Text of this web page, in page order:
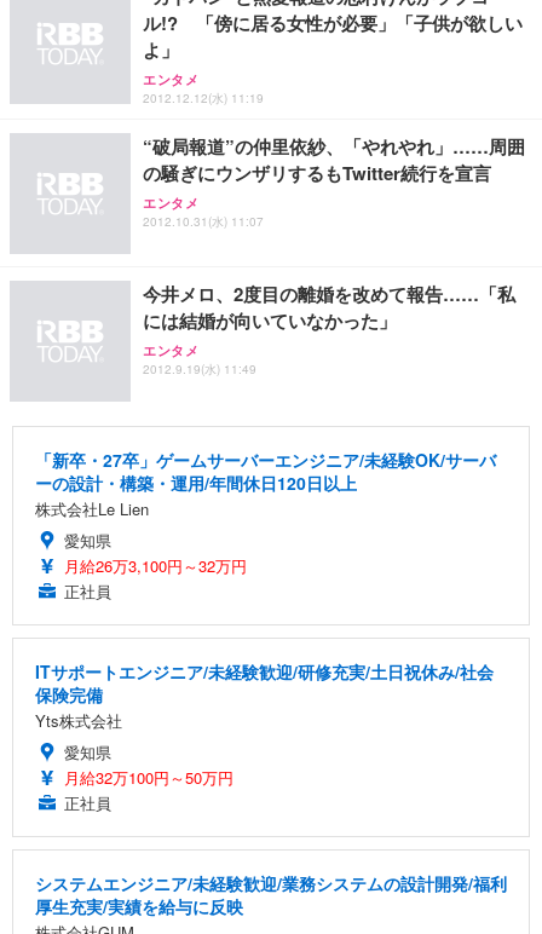
務用 おしゃれ パソコンチェア (ブラック)
Sezlife オフィスチェア デスクチェア 疲れない テレ
ワーク チェア 強化バックレスト 30度ロッキング機
能 人間工学 椅子 腰サポート 90度跳ね上げ式アーム
レスト 3Dヘッドレスト ハンガー付き 高反発クッシ
ョン PCチェア 通気性メッシュ ゲーミング/勉強/事
務用 おしゃれ パソコンチェア (ホワイト)
ANDWINT オフィスチェア デスクチェア 肘なし メ
ッシュ 通気性 ランバーサポート付き 腰サポート ガ
ス圧無段階昇降 360度回転 キャスター付き コンパク
【整備済み品】Dell E2724HS 27インチ 液晶モニタ
ー フルHD（1920×1080）VA 非光沢 HDMI/DisplayP
ort/VGA スピーカー内蔵 高さ調整 スイベル VESA対
応 ComfortView ビジネス向け
【MiniLED/24.5inch/280Hz/FHD】GRAPHT THE S
HOOTER Gaming Monitor 24” Essential ゲーミン
グモニター QD 24.5インチ 1ms FHD 量子ドット 残
Smart Basic(スマートベーシック) 【Amazon.co.jp
限定】 Smart Basic アイリスオーヤマ ペットシーツ
超厚型 お徳用 ワイド 100枚入 (x 1) (ケース販売)
アイリスオーヤマ ペットシーツ 超厚型 お徳用 レギ
ュラー 200枚入【Amazon.co.jp限定】
ル!? 「傍に居る女性が必要」「子供が欲しい
よ」
エンタメ
2012.12.12(水) 11:19
“破局報道”の仲里依紗、「やれやれ」……周囲
の騒ぎにウンザリするもTwitter続行を宣言
エンタメ
2012.10.31(水) 11:07
今井メロ、2度目の離婚を改めて報告……「私
には結婚が向いていなかった」
エンタメ
2012.9.19(水) 11:49
「新卒・27卒」ゲームサーバーエンジニア/未経験OK/サーバ
ーの設計・構築・運用/年間休日120日以上
株式会社Le Lien
愛知県
月給26万3,100円～32万円
正社員
ITサポートエンジニア/未経験歓迎/研修充実/土日祝休み/社会
保険完備
Yts株式会社
愛知県
月給32万100円～50万円
正社員
システムエンジニア/未経験歓迎/業務システムの設計開発/福利
厚生充実/実績を給与に反映